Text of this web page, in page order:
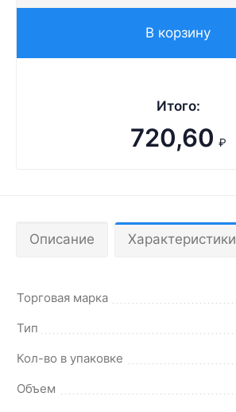
В корзину
Итого:
720,60 ₽
Описание Характеристики
Торговая марка
Тип
Кол-во в упаковке
Объем